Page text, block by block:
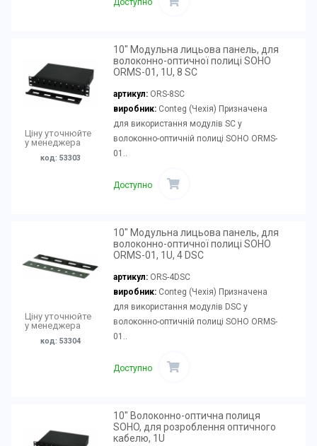
Ціну уточнюйте
у менеджера
код: 53303
10" Модульна лицьова панель, для
волоконно-оптичної полиці SOHO
ORMS-01, 1U, 8 SC
артикул: ORS-8SC
виробник:Conteg (Чехія) Призначена
для використання модулів SC у
волоконно-оптичній полиці SOHO ORMS-
01..
Доступно
Ціну уточнюйте
у менеджера
код: 53304
10" Модульна лицьова панель, для
волоконно-оптичної полиці SOHO
ORMS-01, 1U, 4 DSC
артикул: ORS-4DSC
виробник:Conteg (Чехія) Призначена
для використання модулів DSC у
волоконно-оптичній полиці SOHO ORMS-
01..
Доступно
10" Волоконно-оптична полиця
SOHO, для розроблення оптичного
кабелю, 1U